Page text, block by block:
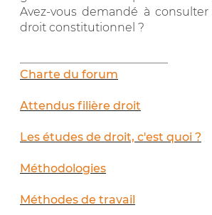
Avez-vous demandé à
droit constitutionnel ?
Charte du forum
Attendus filière droit
Les études de droit, c'est quoi ?
Méthodologies
Méthodes de travail